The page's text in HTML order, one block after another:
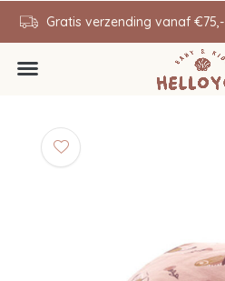
Gratis verzending vanaf €75,-